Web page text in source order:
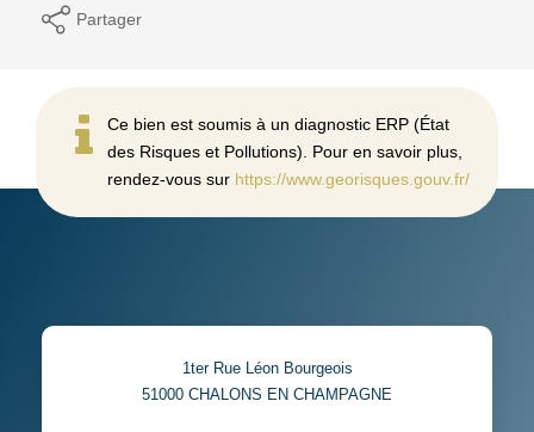
Partager
Ce bien est soumis à un diagnostic ERP (État
des Risques et Pollutions). Pour en savoir plus,
rendez-vous sur https://www.georisques.gouv.fr/
1ter Rue Léon Bourgeois
51000 CHALONS EN CHAMPAGNE